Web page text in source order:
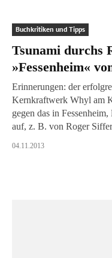
Buchkritiken und Tipps
Tsunami durchs
»Fessenheim«
Erinnerungen: der
Kernkraftwerk Whyl am
gegen das in
auf, z. B. von Roger
04.11.2013